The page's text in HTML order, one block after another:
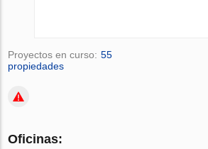
Proyectos en curso: 55
propiedades
Oficinas: